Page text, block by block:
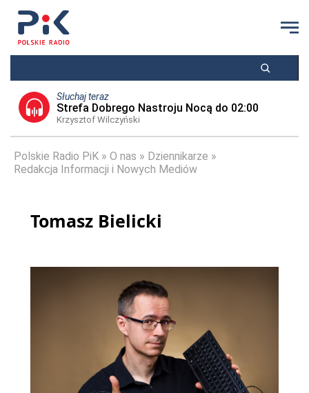
Słuchaj teraz
Strefa Dobrego Nastroju Nocą do 02:00
Krzysztof Wilczyński
Polskie Radio PiK O nas
Dziennikarze
Redakcja Informacji i Nowych Mediów
Tomasz Bielicki